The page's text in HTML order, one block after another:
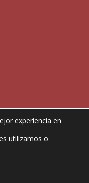
experiencia en
utilizamos o